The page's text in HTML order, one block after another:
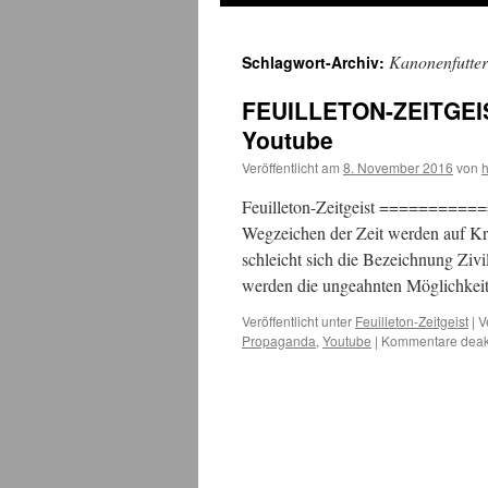
Schlagwort-Archiv: Kanonenfutter
FEUILLETON-
Youtube
Veröffentlicht am 8. November 2016 von
Feuilleton-Zeitgeist
Wegzeichen der Zeit werden auf
schleicht sich die Bezeichnung
werden die ungeahnten
Veröffentlicht unter Feuilleton-Zeitgeist |
Propaganda, Youtube | Kommentare